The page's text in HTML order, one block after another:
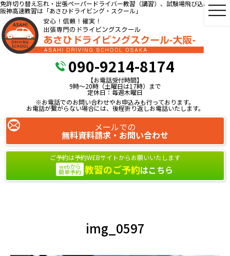
免許切り替え忘れ・出張ペーパードライバー教習（講習）、試験場飛び込み教習、
阪神高速教習は「あさひドライビング・スクール」
090-9214-8174
【お電話受付時間】
9時～20時（土曜日は17時）まで
定休日：毎週木曜日
※お電話でのお問い合わせやお申込みも行っております。
お電話が繋がらない場合には、後程折り返しお電話いたします。
メールでの
無料資料請求・お問い合わせ
ご予約は予約WEBサイトからお願いいたします
webから
簡単予約 教習のご予約はこちら
img_0597